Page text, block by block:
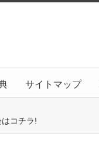
サイトマップ
コチラ!